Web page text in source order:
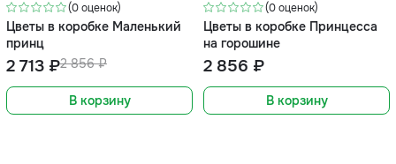
(0 оценок)
Цветы в коробке Маленький
принц
2 856 ₽
2 713 ₽
В корзину
(0 оценок)
Цветы в коробке Принцесса
на горошине
2 856 ₽
В корзину